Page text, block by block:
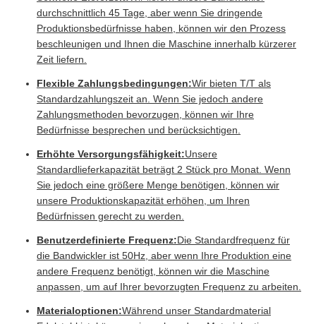
durchschnittlich 45 Tage, aber wenn Sie dringende
Produktionsbedürfnisse haben, können wir den Prozess
beschleunigen und Ihnen die Maschine innerhalb kürzerer
Zeit liefern.
Flexible Zahlungsbedingungen:Wir bieten T/T als
Standardzahlungszeit an. Wenn Sie jedoch andere
Zahlungsmethoden bevorzugen, können wir Ihre
Bedürfnisse besprechen und berücksichtigen.
Erhöhte Versorgungsfähigkeit:Unsere
Standardlieferkapazität beträgt 2 Stück pro Monat. Wenn
Sie jedoch eine größere Menge benötigen, können wir
unsere Produktionskapazität erhöhen, um Ihren
Bedürfnissen gerecht zu werden.
Benutzerdefinierte Frequenz:Die Standardfrequenz für
die Bandwickler ist 50Hz, aber wenn Ihre Produktion eine
andere Frequenz benötigt, können wir die Maschine
anpassen, um auf Ihrer bevorzugten Frequenz zu arbeiten.
Materialoptionen:Während unser Standardmaterial